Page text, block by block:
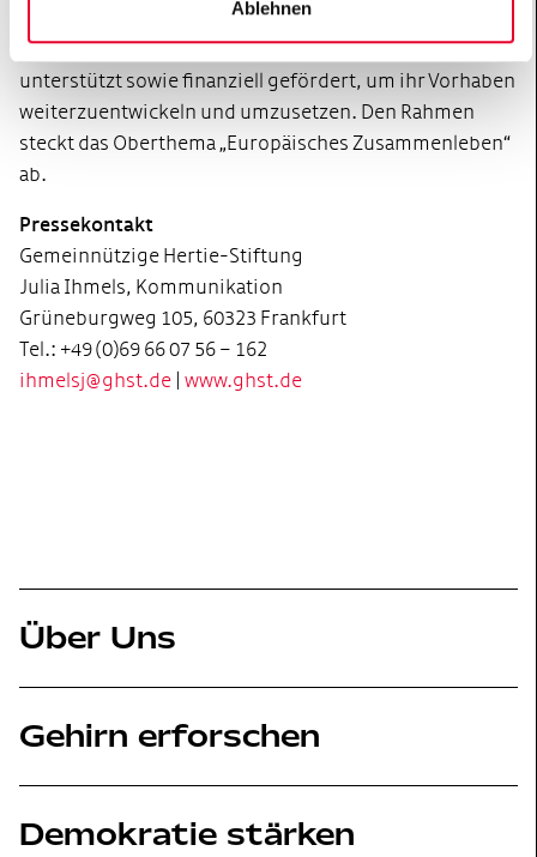
Ablehnen
Diese so genannten Kollegiat*innen werden dafür ein
Jahr lang mit Know-how und Netzwerk ideell
unterstützt sowie finanziell gefördert, um ihr Vorhaben
weiterzuentwickeln und umzusetzen. Den Rahmen
steckt das Oberthema „Europäisches Zusammenleben“
ab.
Pressekontakt
Gemeinnützige Hertie-Stiftung
Julia Ihmels, Kommunikation
Grüneburgweg 105, 60323 Frankfurt
Tel.: +49 (0)69 66 07 56 – 162
ihmelsj@ghst.de www.ghst.de
Über Uns
Gehirn erforschen
Demokratie stärken